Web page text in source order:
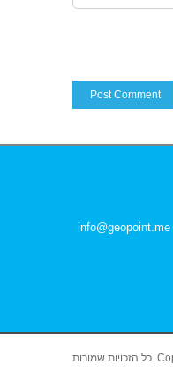
info@geopoint.me
כל הזכויות שמורות